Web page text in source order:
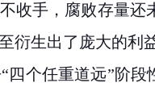
收手，腐败存量
衍生出了庞大的利
“四个任重道远”阶